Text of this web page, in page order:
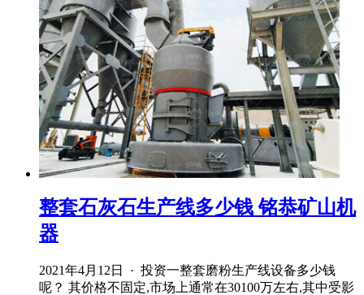
整套石灰石生产线多少钱 铭恭矿山机
器
2021年4月12日 · 投资一整套磨粉生产线设备多少钱
呢？ 其价格不固定,市场上通常在30100万左右,其中受影